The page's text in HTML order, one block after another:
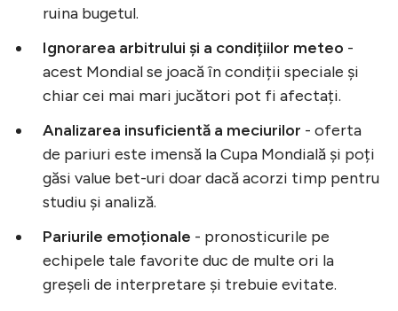
ruina bugetul.
Ignorarea arbitrului și a condițiilor meteo -
acest Mondial se joacă în condiții speciale și
chiar cei mai mari jucători pot fi afectați.
Analizarea insuficientă a meciurilor - oferta
de pariuri este imensă la Cupa Mondială și poți
găsi value bet-uri doar dacă acorzi timp pentru
studiu și analiză.
Pariurile emoționale - pronosticurile pe
echipele tale favorite duc de multe ori la
greșeli de interpretare și trebuie evitate.